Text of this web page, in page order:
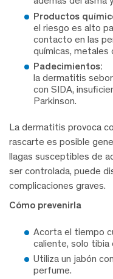
Productos
el riesgo es alto
contacto en las
químicas, metales
Padecimientos:
la dermatitis
con SIDA,
Parkinson.
La dermatitis provoca
rascarte es posible
llagas susceptibles de
ser controlada, puede
complicaciones graves.
Cómo prevenirla
Acorta el tiempo
caliente, solo tibia
Utiliza un jabón
perfume.